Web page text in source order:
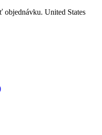
objednávku. United States